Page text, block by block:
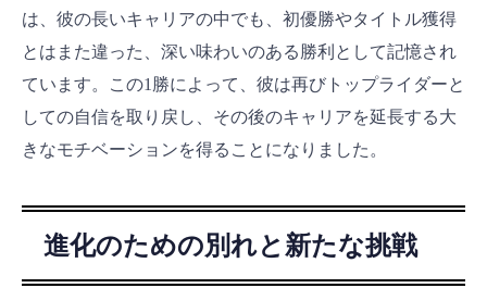
は、彼の長いキャリアの中でも、初優勝やタイトル獲得
とはまた違った、深い味わいのある勝利として記憶され
ています。この1勝によって、彼は再びトップライダーと
しての自信を取り戻し、その後のキャリアを延長する大
きなモチベーションを得ることになりました。
進化のための別れと新たな挑戦